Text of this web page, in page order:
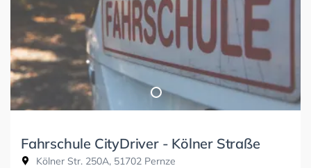
Fahrschule CityDriver - Kölner Straße
Kölner Str. 250A, 51702 Pernze